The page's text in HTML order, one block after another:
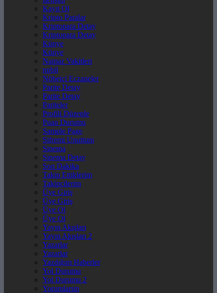
Kayıt Ol
Kripto Paralar
Kriptopara Detay
Kriptopara Detay
Künye
Künye
Namaz Vakitleri
nnbil
Nöbetçi Eczaneler
Parite Detay
Parite Detay
Pariteler
Profili Düzenle
Puan Durumu
Sample Page
Şifremi Unuttum
Sinema
Sinema Detay
Son Dakika
Takip Ettiklerim
Takipçilerim
Üye Giriş
Üye Giriş
Üye Ol
Üye Ol
Yayın Akışları
Yayın Akışları 2
Yazarlar
Yazarlar
Yazdığım Haberler
Yol Durumu
Yol Durumu 2
Yorumlarım